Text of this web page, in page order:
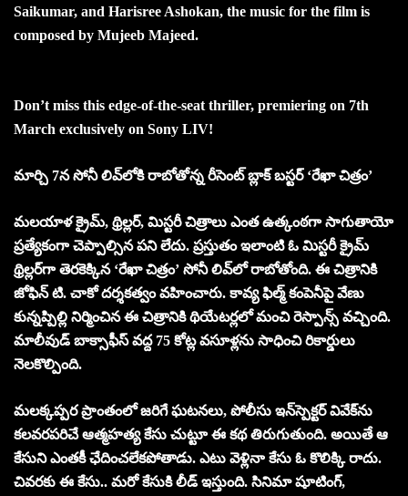
Saikumar, and Harisree Ashokan, the music for the film is
composed by Mujeeb Majeed.
Don’t miss this edge-of-the-seat thriller, premiering on 7th
March exclusively on Sony LIV!
మార్చి 7న సోనీ లివ్‌లోకి రాబోతోన్న రీసెంట్ బ్లాక్ బస్టర్ ‘రేఖా చిత్రం’
మలయాళ క్రైమ్, థ్రిల్లర్, మిస్టరీ చిత్రాలు ఎంత ఉత్కంఠగా సాగుతాయో
ప్రత్యేకంగా చెప్పాల్సిన పని లేదు. ప్రస్తుతం ఇలాంటి ఓ మిస్టరీ క్రైమ్
థ్రిల్లర్‌గా తెరకెక్కిన ‘రేఖా చిత్రం’ సోనీ లివ్‌లో రాబోతోంది. ఈ చిత్రానికి
జోఫిన్ టి. చాకో దర్శకత్వం వహించారు. కావ్య ఫిల్మ్ కంపెనీపై వేణు
కున్నప్పిల్లి నిర్మించిన ఈ చిత్రానికి థియేటర్లలో మంచి రెస్పాన్స్ వచ్చింది.
మాలీవుడ్ బాక్సాఫీస్ వద్ద 75 కోట్ల వసూళ్లను సాధించి రికార్డులు
నెలకొల్పింది.
మలక్కప్పర ప్రాంతంలో జరిగే ఘటనలు, పోలీసు ఇన్‌స్పెక్టర్ వివేక్‌ను
కలవరపరిచే ఆత్మహత్య కేసు చుట్టూ ఈ కథ తిరుగుతుంది. అయితే ఆ
కేసుని ఎంతకీ ఛేదించలేకపోతాడు. ఎటు వెళ్లినా కేసు ఓ కొలిక్కి రాదు.
చివరకు ఈ కేసు.. మరో కేసుకి లీడ్ ఇస్తుంది. సినిమా షూటింగ్,